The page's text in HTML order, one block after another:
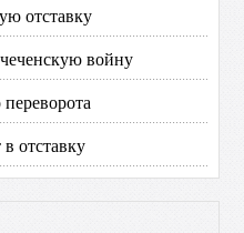
отставку
войну
отставку